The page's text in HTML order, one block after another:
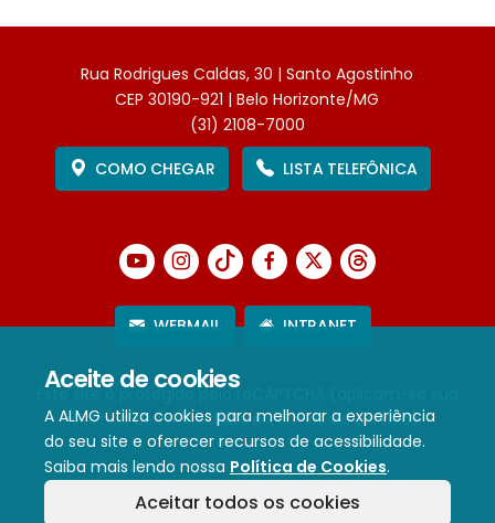
Aceite de cookies
A ALMG utiliza cookies para melhorar a experiência
do seu site e oferecer recursos de acessibilidade.
Saiba mais lendo nossa Política de Cookies.
Aceitar todos os cookies
Rua Rodrigues Caldas, 30 | Santo Agostinho
CEP 30190-921 | Belo Horizonte/MG
(31) 2108-7000
COMO CHEGAR
LISTA TELEFÔNICA
WEBMAIL INTRANET
Este site é protegido pelo reCAPTCHA (aplicam-se sua
Política de PrivacidadeeTermos de Serviço).
Termos de Uso e Política de Privacidade
Política de cookies